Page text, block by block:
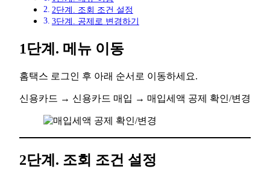
2단계. 조회 조건 설정
3단계. 공제로 변경하기
1단계. 메뉴 이동
홈택스 로그인 후 아래 순서로 이동하세요.
신용카드 → 신용카드 매입 → 매입세액 공제 확인/변경
2단계. 조회 조건 설정